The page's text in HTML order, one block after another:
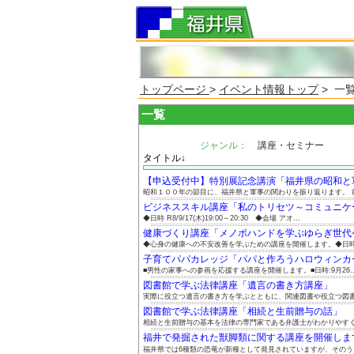
トップページ > イベント情報トップ> 一
一覧
ジャンル：
講座・セミナー
タイトル↓
【申込受付中】特別展記念講演「福井県の昭和と
昭和１００年の節目に、福井県と軍事の関わりを振り返ります。
ビジネススキル講座「私のトリセツ～コミュニケ
◆日時 R8/9/17(木)19:00～20:30 ◆会場 アオ...
健康づくり講座「メノポハンドを学ぶゆらぎ世代
◆心身の健康への不安改善を学ぶための講座を開催します。◆日
子育てパパカレッジ「パパと作ろうハロウィンカ
■男性の家事への参画を応援する講座を開催します。■日時:9月
図書館で学ぶ法律講座「遺言の書き方講座」
実際に役立つ遺言の書き方を学ぶとともに、関連図書や役立つ図
図書館で学ぶ法律講座「相続と生前贈与の話」
相続と生前贈与の基本を法律の専門家である弁護士がわかりやす
福井で発掘された獣脚類に関する講座を開催しま
福井県では6種類の恐竜が新種として発見されていますが、その